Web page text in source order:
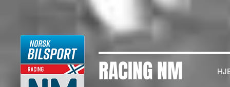
RACING NM